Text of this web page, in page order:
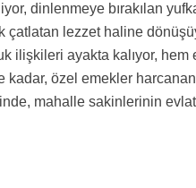
dinlenmeye bırakılan
lezzet haline
ilişkileri ayakta kalıyor, hem
kadar, özel emekler
mahalle sakinlerinin